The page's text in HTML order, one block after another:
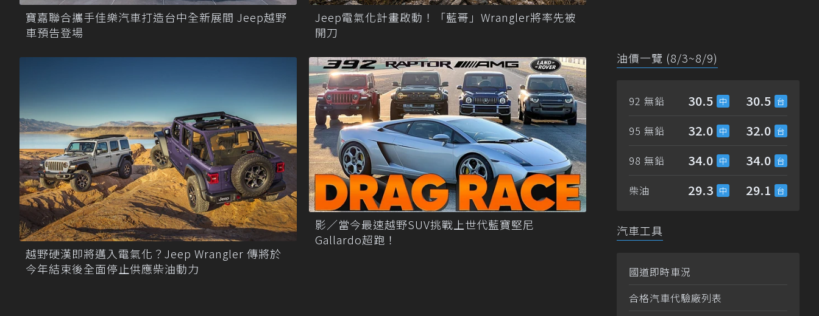
寶嘉聯合攜手佳樂汽車打造台中全新展間 Jeep越野
車預告登場
Jeep電氣化計畫啟動！「藍哥」Wrangler將率先被
開刀
越野硬漢即將邁入電氣化？Jeep Wrangler 傳將於
今年結束後全面停止供應柴油動力
影／當今最速越野SUV挑戰上世代藍寶堅尼
Gallardo超跑！
油價一覽 (8/3~8/9)
92 無鉛 30.5 30.5
95 無鉛 32.0 32.0
98 無鉛 34.0 34.0
柴油 29.3 29.1
汽車工具
國道即時車況
合格汽車代驗廠列表